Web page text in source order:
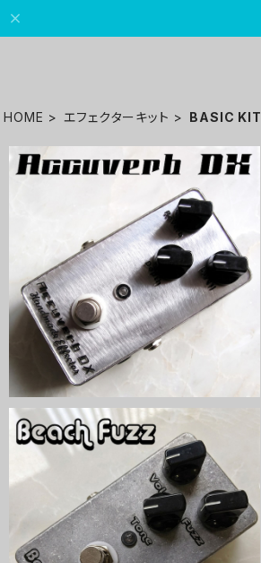
HOME エフェクターキット BASIC KIT
Accuverb DXリバーブキット
¥9,800
Beach Fuzz ファズキット【BASIC K
IT】
¥6,000